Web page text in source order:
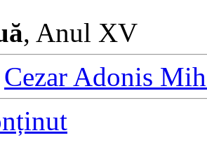
, Anul XV
Cezar Adonis